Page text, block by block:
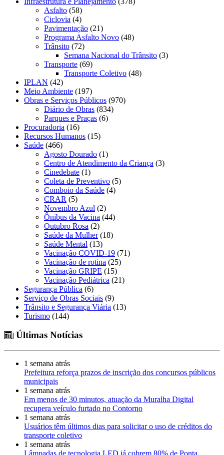
Asfalto (58)
Ciclovia (4)
Pavimentação (21)
Programa Asfalto Novo (48)
Trânsito (72)
Semana Nacional do Trânsito (3)
Transporte (69)
Transporte Coletivo (48)
IPLAN (42)
Meio Ambiente (197)
Obras e Serviços Públicos (970)
Diário de Obras (834)
Parques e Praças (6)
Procuradoria (16)
Recursos Humanos (15)
Saúde (466)
Agosto Dourado (1)
Centro de Atendimento da Criança (3)
Cinedebate (1)
Coleta de Preventivo (5)
Comboio da Saúde (4)
CRAR (5)
Novembro Azul (2)
Ônibus da Vacina (44)
Outubro Rosa (2)
Saúde da Mulher(18)
Saúde Mental (13)
Vacinação COVID-19 (71)
Vacinação de rotina (25)
Vacinação GRIPE (15)
Vacinação Pediátrica (21)
Segurança Pública (6)
Serviço de Obras Sociais (9)
Trânsito e Segurança Viária (13)
Turismo (144)
Últimas Notícias
1 semana atrás
Prefeitura reforça prazos de inscrição dos concursos públicos
municipais
1 semana atrás
Em menos de 30 minutos, atuação da Muralha Digital
recupera veículo furtado no Contorno
1 semana atrás
Usuários têm últimos dias para solicitar o uso de créditos do
transporte coletivo
1 semana atrás
Lâmpadas de tecnologia LED já cobrem 80% de Ponta